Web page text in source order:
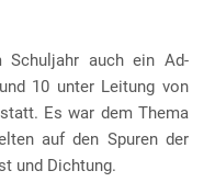
auch ein Ad-
10 unter Leitung von
Es war dem Thema
auf den Spuren der
und Dichtung.